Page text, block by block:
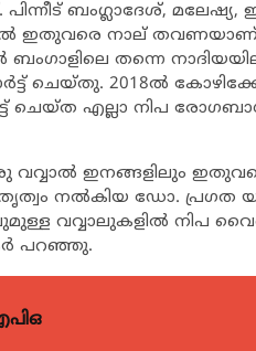
ബംഗ്ലാദേശ്, മലേഷ്യ,
ഇതുവരെ നാല് തവണയാണ്
ബംഗാളിലെ തന്നെ
ചെയ്തു. 2018ല്‍
ചെയ്ത എല്ലാ നിപ
ഇനങ്ങളിലും ഇതുവരെ
നല്‍കിയ ഡോ. പ്രഗത
വവ്വാലുകളില്‍ നിപ
പറഞ്ഞു.